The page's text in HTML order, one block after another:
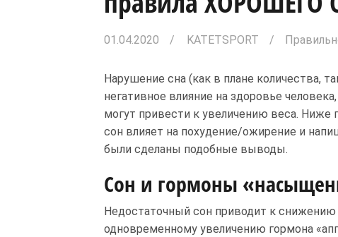
01.04.2020 KATETSPORT
Нарушение сна (как в плане количества,
негативное влияние на здоровье
могут привести к увеличению веса.
сон влияет на похудение/ожирение и
были сделаны подобные выводы.
Сон и гормоны
Недостаточный сон приводит к снижению
одновременному увеличению гормона